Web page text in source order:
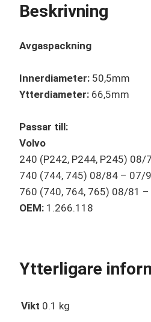
Beskrivning
Avgaspackning
Innerdiameter: 50,5mm
Ytterdiameter: 66,5mm
Passar till:
Volvo
240 (P242, P244, P245)
740 (744, 745) 08/84 – 07/
760 (740, 764, 765) 08/81
OEM: 1.266.118
Ytterligare
Vikt 0.1 kg